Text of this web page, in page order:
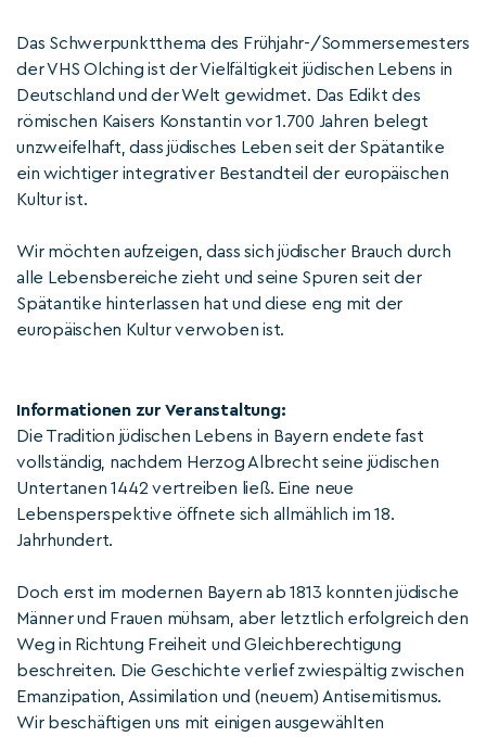
Das Schwerpunktthema des Frühjahr-/Sommersemesters
der VHS Olching ist der Vielfältigkeit jüdischen Lebens in
Deutschland und der Welt gewidmet. Das Edikt des
römischen Kaisers Konstantin vor 1.700 Jahren belegt
unzweifelhaft, dass jüdisches Leben seit der Spätantike
ein wichtiger integrativer Bestandteil der europäischen
Kultur ist.
Wir möchten aufzeigen, dass sich jüdischer Brauch durch
alle Lebensbereiche zieht und seine Spuren seit der
Spätantike hinterlassen hat und diese eng mit der
europäischen Kultur verwoben ist.
Informationen zur Veranstaltung:
Die Tradition jüdischen Lebens in Bayern endete fast
vollständig, nachdem Herzog Albrecht seine jüdischen
Untertanen 1442 vertreiben ließ. Eine neue
Lebensperspektive öffnete sich allmählich im 18.
Jahrhundert.
Doch erst im modernen Bayern ab 1813 konnten jüdische
Männer und Frauen mühsam, aber letztlich erfolgreich den
Weg in Richtung Freiheit und Gleichberechtigung
beschreiten. Die Geschichte verlief zwiespältig zwischen
Emanzipation, Assimilation und (neuem) Antisemitismus.
Wir beschäftigen uns mit einigen ausgewählten